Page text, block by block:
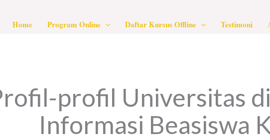
Home Program Online Daftar Kursus Offline Testimoni
profil Universitas
Informasi Beasiswa